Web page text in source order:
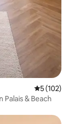
5 av 5 i
5 (102)
& Beach